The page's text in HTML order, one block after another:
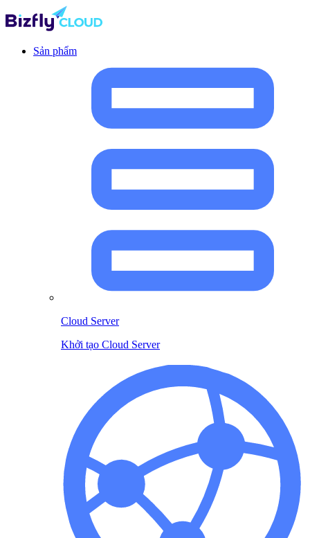
Sản phẩm
Cloud Server
Khởi tạo Cloud Server